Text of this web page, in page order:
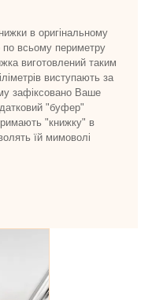
в оригінальному
по всьому периметру
виготовлений таким
виступають за
зафіксовано Ваше
"буфер"
"книжку" в
їй мимоволі